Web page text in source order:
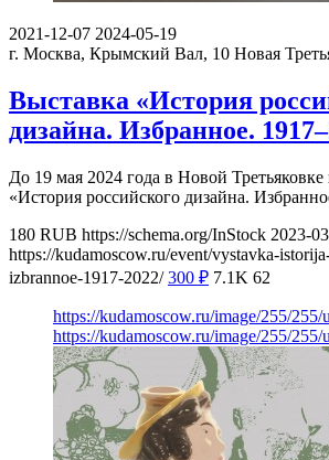
2021-12-07 2024-05-19
г. Москва, Крымский Вал, 10 Новая
Выставка «История
дизайна. Избранное.
До 19 мая 2024 года в Новой Третьяковке
«История российского дизайна.
180 RUB https://schema.org/InStock 2023-
https://kudamoscow.ru/event/vystavka-
izbrannoe-1917-2022/ 300 ₽ 7.1K 62
https://kudamoscow.ru/image/255/
https://kudamoscow.ru/image/255/